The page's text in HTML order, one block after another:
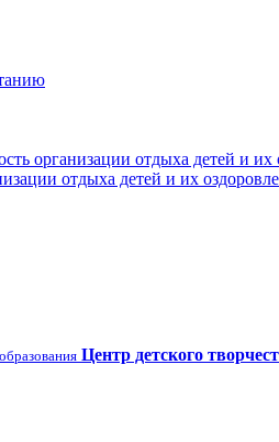
организации отдыха детей и их
отдыха детей и их
Центр детского